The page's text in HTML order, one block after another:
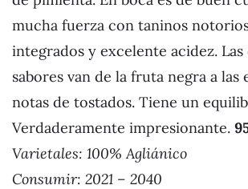
mucha fuerza con taninos
integrados y excelente acidez. Las
sabores van de la fruta negra a las
notas de tostados. Tiene un
Verdaderamente impresionante.
Varietales: 100% Agliánico
Consumir: 2021 – 2040